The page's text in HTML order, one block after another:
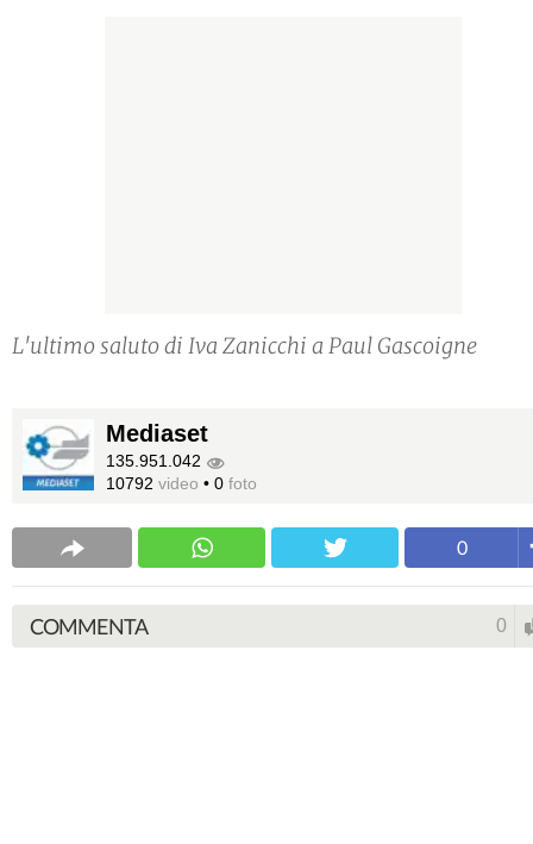
L'ultimo saluto di Iva Zanicchi a Paul Gascoigne
Mediaset
135.951.042
10792 video • 0 foto
0
COMMENTA 0